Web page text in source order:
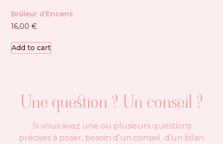
Brûleur d’Encens
16,00€
Add to cart
Une question ? Un conseil ?
Si vous avez une ou plusieurs questions
précises à poser, besoin d’un conseil, d’un bilan